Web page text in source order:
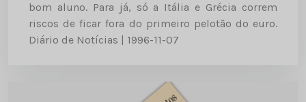
bom aluno. Para já, só a Itália e Grécia correm
riscos de ficar fora do primeiro pelotão do euro.
Diário de Notícias | 1996-11-07